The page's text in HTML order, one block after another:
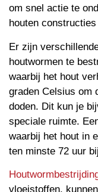
om snel actie te
houten
Er zijn
houtwormen te
waarbij het hout
graden Celsius om
doden. Dit kun je
speciale ruimte.
waarbij het hout in
ten minste 72 uur
vloeistoffen,